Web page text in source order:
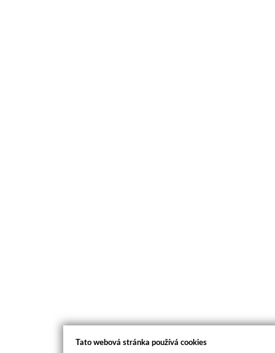
Tato webová stránka používá cookies